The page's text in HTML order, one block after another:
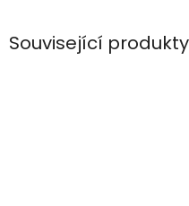
Související produkty